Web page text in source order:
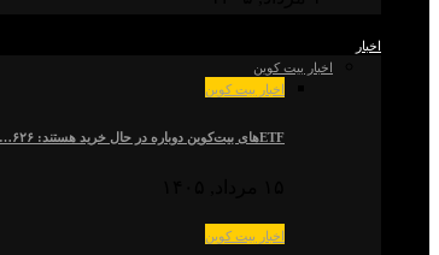
اخبار
اخبار بیت کوین
اخبار بیت کوین
ETFهای بیت‌کوین دوباره در حال خرید هستند: ۶۲۶…
اخبار بیت کوین